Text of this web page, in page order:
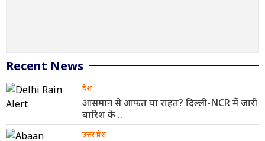
Recent News
देश
आसमान से आफत या राहत? दिल्ली-NCR में जारी
बारिश के ..
उत्तर प्रदेश